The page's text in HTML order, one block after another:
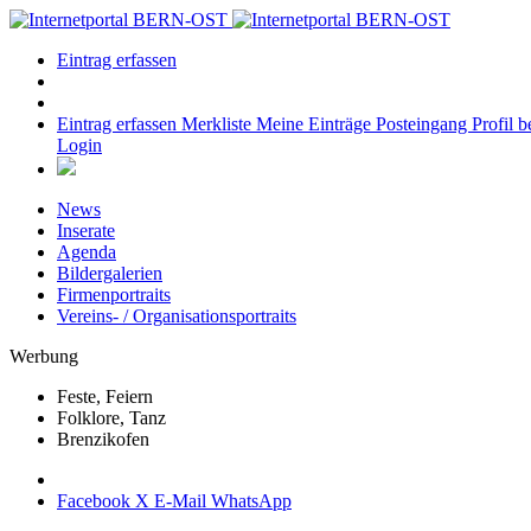
Eintrag erfassen
Eintrag erfassen Merkliste Meine Einträge Posteingang Profil
Login
News
Inserate
Agenda
Bildergalerien
Firmenportraits
Vereins- / Organisationsportraits
Werbung
Feste, Feiern
Folklore, Tanz
Brenzikofen
Facebook X E-Mail WhatsApp